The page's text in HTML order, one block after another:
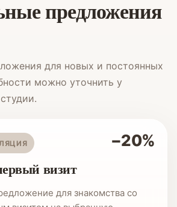
предложения
для новых и постоянных
можно уточнить у
−20%
визит
для знакомства со